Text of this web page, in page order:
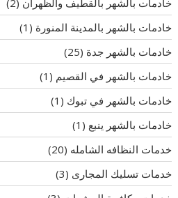
خادمات بالشهر بالقطيف والظهران (2)
خادمات بالشهر بالمدينة المنورة (1)
خادمات بالشهر جدة (25)
خادمات بالشهر في القصيم (1)
خادمات بالشهر في تبوك (1)
خادمات بالشهر ينبع (1)
خدمات النظافه الشامله (20)
خدمات تسليك المجارى (3)